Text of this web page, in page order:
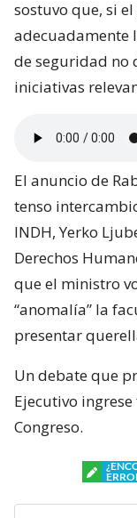
sostuvo que, si
adecuadamente
de seguridad no
iniciativas
El anuncio de
tenso
INDH, Yerko
Derechos
que el ministro
“anomalía” la
presentar
Un debate que
Ejecutivo
Congreso.